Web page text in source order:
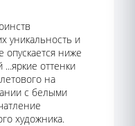
уникальность и
опускается ниже
...яркие оттенки
на
с белыми
художника.